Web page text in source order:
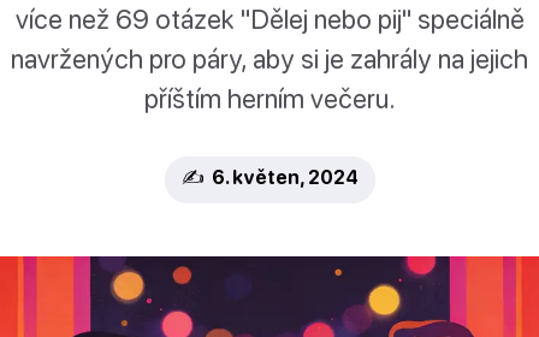
více než 69 otázek "Dělej nebo pij" speciálně
navržených pro páry, aby si je zahrály na jejich
příštím herním večeru.
✍️ 6. květen, 2024